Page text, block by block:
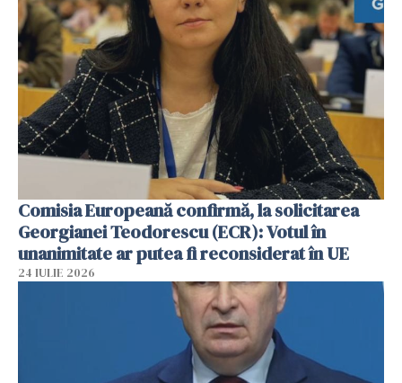
Comisia Europeană confirmă, la solicitarea
Georgianei Teodorescu (ECR): Votul în
unanimitate ar putea fi reconsiderat în UE
24 IULIE 2026